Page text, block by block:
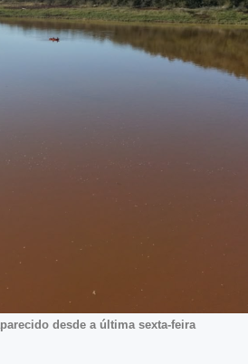
desde a última sexta-feira